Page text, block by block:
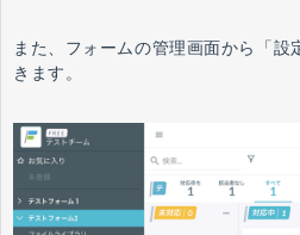
また、フォームの管理画面から「
きます。